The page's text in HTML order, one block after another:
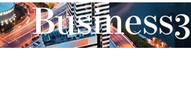
Business3